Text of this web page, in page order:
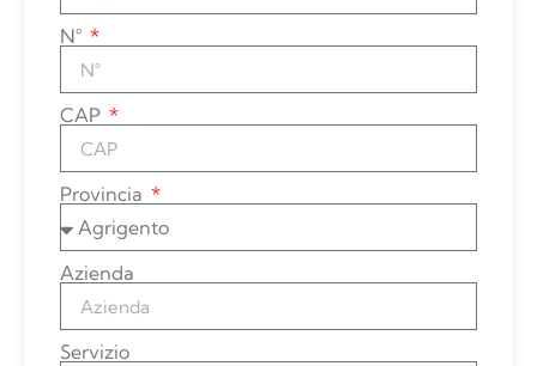
N°
CAP
Provincia
Azienda
Servizio